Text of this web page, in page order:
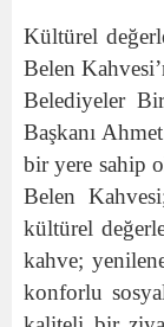
Kültürel
Belen
Belediyeler
Başkanı
bir yere sahip
Belen
kültürel
kahve;
konforlu